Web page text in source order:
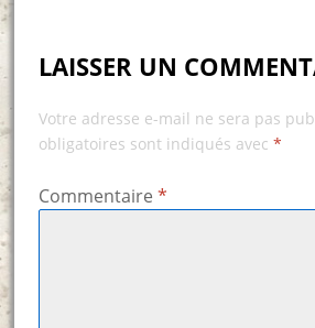
LAISSER UN
Votre adresse e-mail ne sera pas
obligatoires sont indiqués avec *
Commentaire *